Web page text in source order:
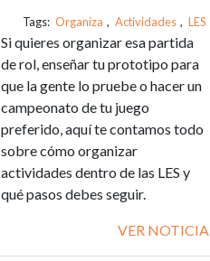
Tags: Organiza , Actividades , LES
Si quieres organizar esa partida
de rol, enseñar tu prototipo para
que la gente lo pruebe o hacer un
campeonato de tu juego
preferido, aquí te contamos todo
sobre cómo organizar
actividades dentro de las LES y
qué pasos debes seguir.
VER NOTICIA